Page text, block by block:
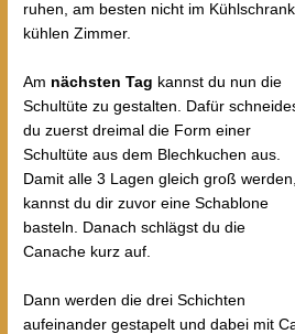
ruhen, am besten nicht im
kühlen Zimmer.
Am nächsten Tag kannst du nun die
Schultüte zu gestalten. Dafür
du zuerst dreimal die Form einer
Schultüte aus dem Blechkuchen aus.
Damit alle 3 Lagen gleich groß werden,
kannst du dir zuvor eine Schablone
basteln. Danach schlägst du die
Canache kurz auf.
Dann werden die drei Schichten
aufeinander gestapelt und dabei mit